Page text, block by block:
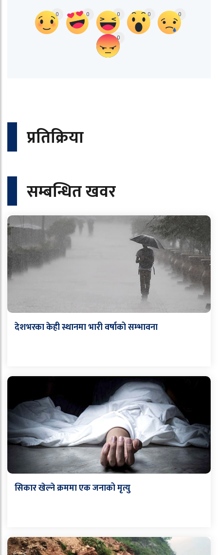
0 0 0 0 0
0
प्रतिक्रिया
सम्बन्धित खवर
देशभरका केही स्थानमा भारी वर्षाको सम्भावना
सिकार खेल्ने क्रममा एक जनाको मृत्यु